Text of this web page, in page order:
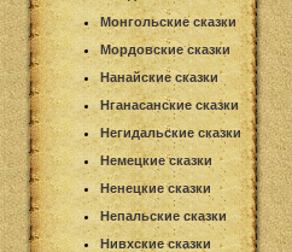
Монгольские сказки
Мордовские сказки
Нанайские сказки
Нганасанские сказки
Негидальские сказки
Немецкие сказки
Ненецкие сказки
Непальские сказки
Нивхские сказки